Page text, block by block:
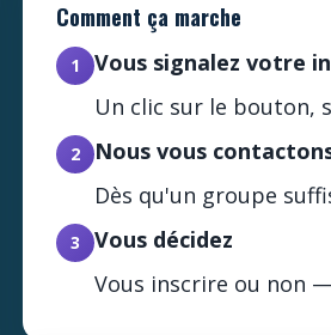
Comment ça marche
1
Vous signalez votre
Un clic sur le bouton,
2
Nous vous
Dès qu'un groupe
3
Vous décidez
Vous inscrire ou non